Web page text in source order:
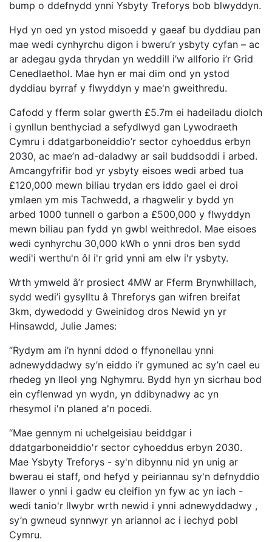
bump o ddefnydd ynni Ysbyty Treforys bob blwyddyn.
Hyd yn oed yn ystod misoedd y gaeaf bu dyddiau pan
mae wedi cynhyrchu digon i bweru’r ysbyty cyfan – ac
ar adegau gyda thrydan yn weddill i’w allforio i’r Grid
Cenedlaethol. Mae hyn er mai dim ond yn ystod
dyddiau byrraf y flwyddyn y mae'n gweithredu.
Cafodd y fferm solar gwerth £5.7m ei hadeiladu diolch
i gynllun benthyciad a sefydlwyd gan Lywodraeth
Cymru i ddatgarboneiddio’r sector cyhoeddus erbyn
2030, ac mae’n ad-daladwy ar sail buddsoddi i arbed.
Amcangyfrifir bod yr ysbyty eisoes wedi arbed tua
£120,000 mewn biliau trydan ers iddo gael ei droi
ymlaen ym mis Tachwedd, a rhagwelir y bydd yn
arbed 1000 tunnell o garbon a £500,000 y flwyddyn
mewn biliau pan fydd yn gwbl weithredol. Mae eisoes
wedi cynhyrchu 30,000 kWh o ynni dros ben sydd
wedi'i werthu'n ôl i'r grid ynni am elw i'r ysbyty.
Wrth ymweld â’r prosiect 4MW ar Fferm Brynwhillach,
sydd wedi’i gysylltu â Threforys gan wifren breifat
3km, dywedodd y Gweinidog dros Newid yn yr
Hinsawdd, Julie James:
“Rydym am i’n hynni ddod o ffynonellau ynni
adnewyddadwy sy’n eiddo i’r gymuned ac sy’n cael eu
rhedeg yn lleol yng Nghymru. Bydd hyn yn sicrhau bod
ein cyflenwad yn wydn, yn ddibynadwy ac yn
rhesymol i'n planed a'n pocedi.
“Mae gennym ni uchelgeisiau beiddgar i
ddatgarboneiddio'r sector cyhoeddus erbyn 2030.
Mae Ysbyty Treforys - sy'n dibynnu nid yn unig ar
bwerau ei staff, ond hefyd y peiriannau sy'n defnyddio
llawer o ynni i gadw eu cleifion yn fyw ac yn iach -
wedi tanio'r llwybr wrth newid i ynni adnewyddadwy ,
sy’n gwneud synnwyr yn ariannol ac i iechyd pobl
Cymru.